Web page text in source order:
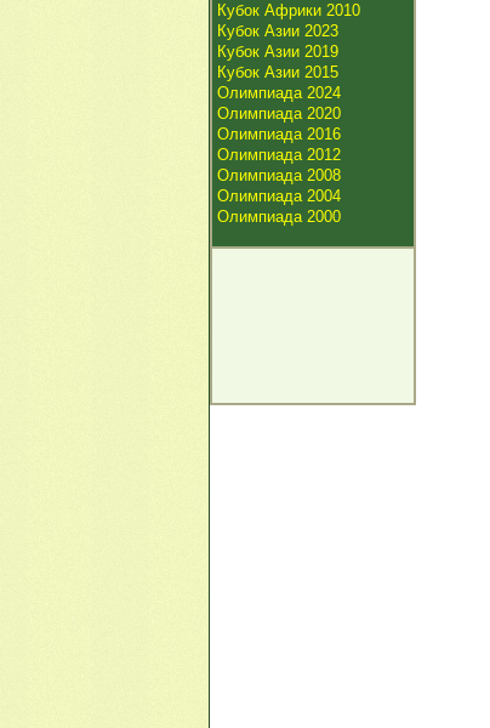
Кубок Африки 2010
Кубок Азии 2023
Кубок Азии 2019
Кубок Азии 2015
Олимпиада 2024
Олимпиада 2020
Олимпиада 2016
Олимпиада 2012
Олимпиада 2008
Олимпиада 2004
Олимпиада 2000